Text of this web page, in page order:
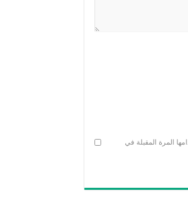
المرة المقبلة في